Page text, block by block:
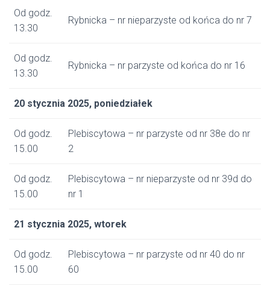
Od godz.
13.30
Rybnicka – nr nieparzyste od końca do nr 7
Od godz.
13.30
Rybnicka – nr parzyste od końca do nr 16
20 stycznia 2025, poniedziałek
Od godz.
15.00
Plebiscytowa – nr parzyste od nr 38e do nr
2
Od godz.
15.00
Plebiscytowa – nr nieparzyste od nr 39d do
nr 1
21 stycznia 2025, wtorek
Od godz.
15.00
Plebiscytowa – nr parzyste od nr 40 do nr
60